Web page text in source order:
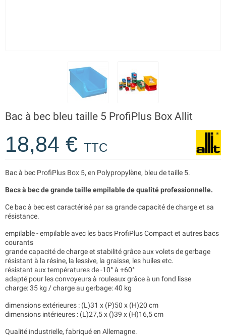
Bac à bec bleu taille 5 ProfiPlus Box Allit
18,84 € TTC
Bac à bec ProfiPlus Box 5, en Polypropylène, bleu de taille 5.
Bacs à bec de grande taille empilable de qualité professionnelle.
Ce bac à bec est caractérisé par sa grande capacité de charge et sa
résistance.
empilable - empilable avec les bacs ProfiPlus Compact et autres bacs
courants
grande capacité de charge et stabilité grâce aux volets de gerbage
résistant à la résine, la lessive, la graisse, les huiles etc.
résistant aux températures de -10° à +60°
adapté pour les convoyeurs à rouleaux grâce à un fond lisse
charge: 35 kg / charge au gerbage: 40 kg
dimensions extérieures : (L)31 x (P)50 x (H)20 cm
dimensions intérieures : (L)27,5 x ()39 x (H)16,5 cm
Qualité industrielle, fabriqué en Allemagne.